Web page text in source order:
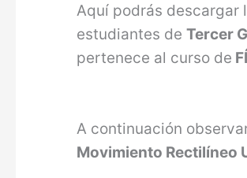
Aquí podrás descargar
estudiantes deTercer
pertenece al curso de
A continuación
Movimiento Rectilíneo